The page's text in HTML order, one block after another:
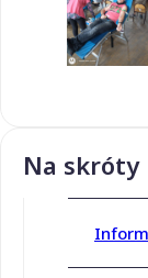
Na skróty